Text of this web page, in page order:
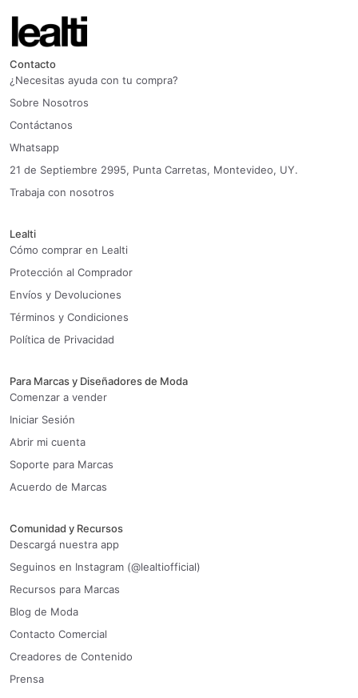
Contacto
¿Necesitas ayuda con tu compra?
Sobre Nosotros
Contáctanos
Whatsapp
21 de Septiembre 2995, Punta Carretas, Montevideo, UY.
Trabaja con nosotros
Lealti
Cómo comprar en Lealti
Protección al Comprador
Envíos y Devoluciones
Términos y Condiciones
Política de Privacidad
Para Marcas y Diseñadores de Moda
Comenzar a vender
Iniciar Sesión
Abrir mi cuenta
Soporte para Marcas
Acuerdo de Marcas
Comunidad y Recursos
Descargá nuestra app
Seguinos en Instagram (@lealtiofficial)
Recursos para Marcas
Blog de Moda
Contacto Comercial
Creadores de Contenido
Prensa